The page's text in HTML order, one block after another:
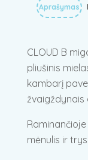
Aprašymas
CLOUD B
pliušinis
kambarį
žvaigždynais
mėnulis ir